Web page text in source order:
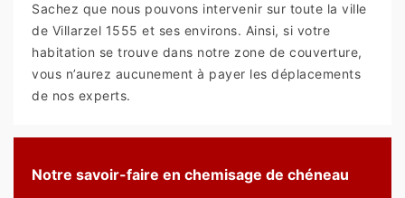
Sachez que nous pouvons intervenir sur toute la ville
de Villarzel 1555 et ses environs. Ainsi, si votre
habitation se trouve dans notre zone de couverture,
vous n’aurez aucunement à payer les déplacements
de nos experts.
Notre savoir-faire en chemisage de chéneau